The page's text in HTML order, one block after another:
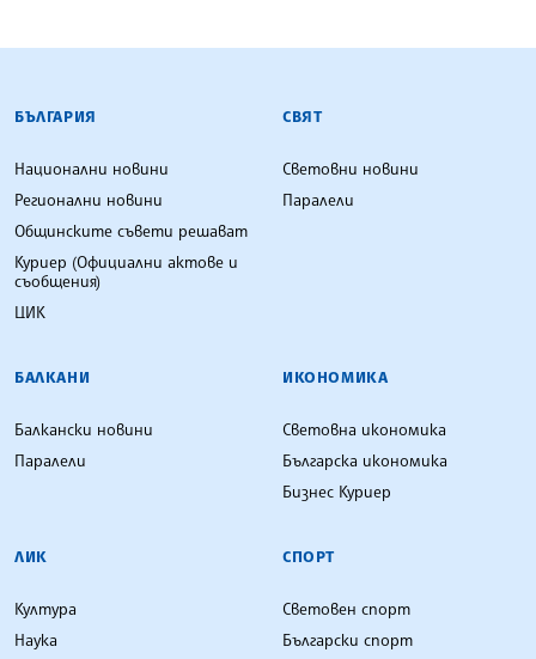
БЪЛГАРСКА ТЕЛЕГРАФНА АГЕНЦИЯ
БЪЛГАРИЯ
Национални новини
Регионални новини
Общинските съвети решават
Куриер (Официални актове и
съобщения)
ЦИК
СВЯТ
Световни новини
Паралели
БАЛКАНИ
Балкански новини
Паралели
ИКОНОМИКА
Световна икономика
Българска икономика
Бизнес Куриер
ЛИК
Култура
Наука
СПОРТ
Световен спорт
Български спорт